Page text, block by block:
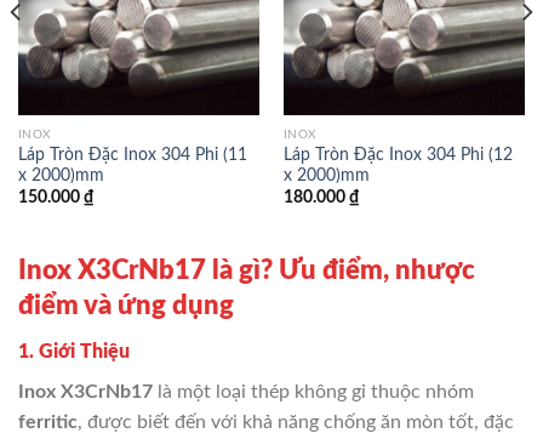
INOX
Láp Tròn Đặc Inox 304 Phi (11
x 2000)mm
150.000 ₫
INOX
Láp Tròn Đặc Inox 304 Phi (12
x 2000)mm
180.000 ₫
Inox X3CrNb17 là gì? Ưu điểm, nhược
điểm và ứng dụng
1. Giới Thiệu
Inox X3CrNb17 là một loại thép không gỉ thuộc nhóm
ferritic, được biết đến với khả năng chống ăn mòn tốt, đặc